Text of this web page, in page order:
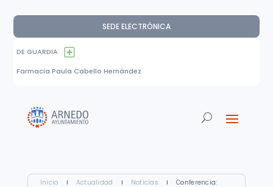
SEDE ELECTRÓNICA
DE GUARDIA
Farmacia Paula Cabello Hernández
Inicio I Actualidad I Noticias I
Conferencia: